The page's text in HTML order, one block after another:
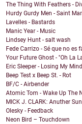
The Thing With Feathers -
Hurdy Gurdy Men - Saint
Lavelles - Bastards
Manic Year - Music
Lindsey Hunt - salt wash
Fede Carrizo - Sé que no es
Your Future Ghost - "Oh La
Eric Sleeper - Losing My Mind
Beep Test x Beep St. - Rot
BF/C - Airbender
Atomic Tom - Wake Up The
MICK J. CLARK: Anuther
Olesky - Feedback
Neon Bird – Touchdown